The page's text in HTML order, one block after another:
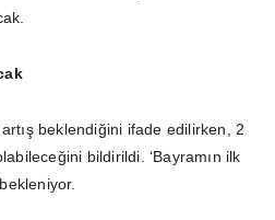
beklendiğini ifade edilirken, 2
bildirildi. ‘Bayramın ilk